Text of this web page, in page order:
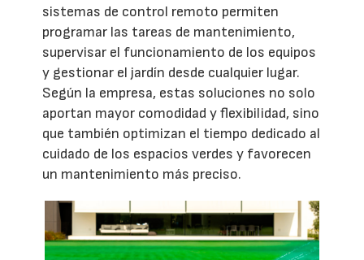
sistemas de control remoto permiten
programar las tareas de mantenimiento,
supervisar el funcionamiento de los equipos
y gestionar el jardín desde cualquier lugar.
Según la empresa, estas soluciones no solo
aportan mayor comodidad y flexibilidad, sino
que también optimizan el tiempo dedicado al
cuidado de los espacios verdes y favorecen
un mantenimiento más preciso.